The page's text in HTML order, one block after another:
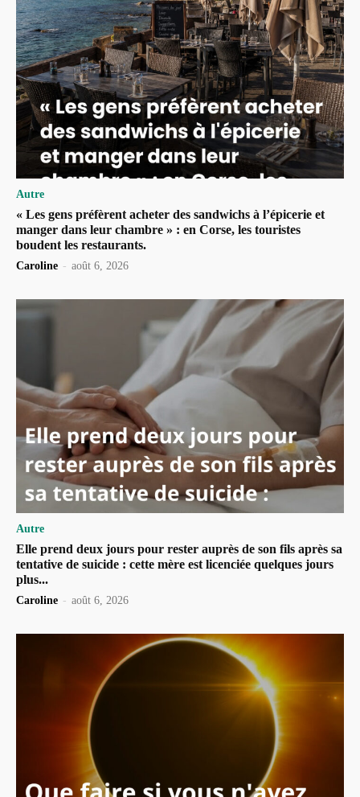
Autre
« Les gens préfèrent acheter des sandwichs à l’épicerie et
manger dans leur chambre » : en Corse, les touristes
boudent les restaurants.
Caroline - août 6, 2026
Autre
Elle prend deux jours pour rester auprès de son fils après sa
tentative de suicide : cette mère est licenciée quelques jours
plus...
Caroline - août 6, 2026